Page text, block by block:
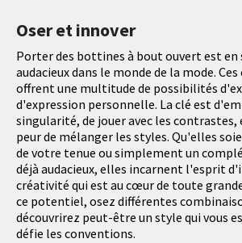
Oser et innover
Porter des bottines à bout ouvert est en
audacieux dans le monde de la mode.
offrent une multitude de possibilités
d'expression personnelle. La clé est
singularité, de jouer avec les contrastes,
peur de mélanger les styles. Qu'elles
de votre tenue ou simplement un
déjà audacieux, elles incarnent l'esprit
créativité qui est au cœur de toute
ce potentiel, osez différentes
découvrirez peut-être un style qui vous
défie les conventions.